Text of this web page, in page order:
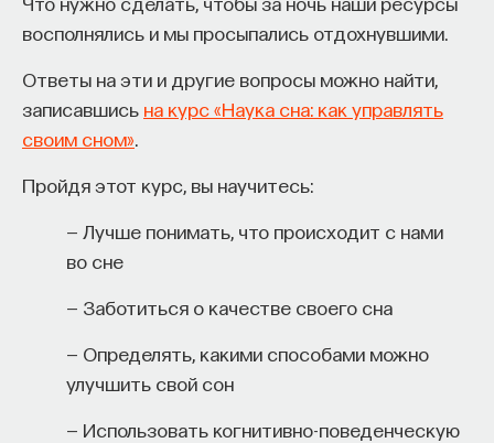
восполнялись и мы просыпались отдохнувшими.
Ответы на эти и другие вопросы можно найти,
записавшись на курс «Наука сна: как управлять
своим сном»
Пройдя этот курс, вы научитесь:
— Лучше понимать, что происходит с нами
во сне
— Заботиться о качестве своего сна
— Определять, какими способами можно
улучшить свой сон
— Использовать когнитивно-поведенческую